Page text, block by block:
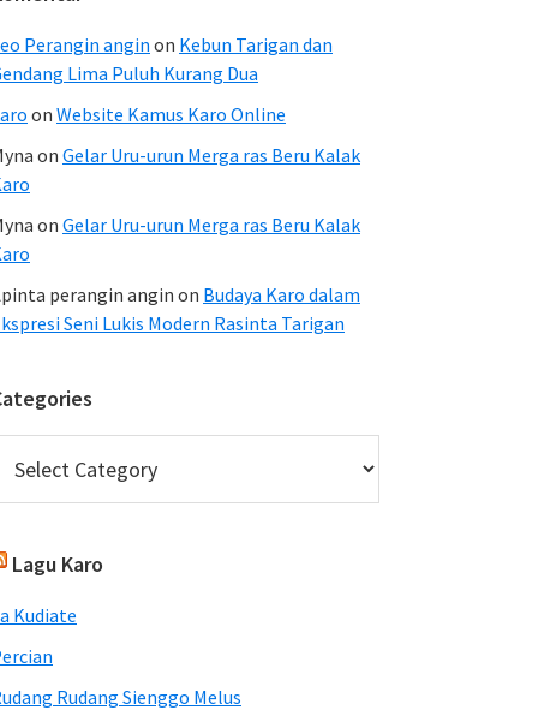
Perangin anginon Kebun Tarigan dan
Lima Puluh Kurang Dua
on Website Kamus Karo Online
on Gelar Uru-urun Merga ras Beru Kalak
on Gelar Uru-urun Merga ras Beru Kalak
perangin angin on Budaya Karo dalam
Seni Lukis Modern Rasinta Tarigan
Lagu Karo
Kudiate
Rudang Sienggo Melus